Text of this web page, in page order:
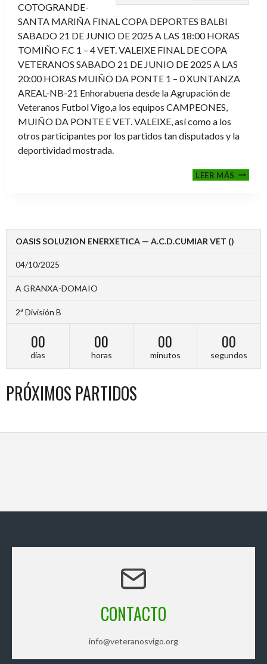
COTOGRANDE-
SANTA MARIÑA FINAL COPA DEPORTES BALBI
SABADO 21 DE JUNIO DE 2025 A LAS 18:00 HORAS
TOMIÑO F.C 1 – 4 VET. VALEIXE FINAL DE COPA
VETERANOS SABADO 21 DE JUNIO DE 2025 A LAS
20:00 HORAS MUIÑO DA PONTE 1 – 0 XUNTANZA
AREAL-NB-21 Enhorabuena desde la Agrupación de
Veteranos Futbol Vigo,a los equipos CAMPEONES,
MUIÑO DA PONTE E VET. VALEIXE, así como a los
otros participantes por los partidos tan disputados y la
deportividad mostrada.
LEER MÁS
2024-
OASIS SOLUZION ENERXETICA — A.C.D.CUMIAR VET ()
04/10/2025
A GRANXA-DOMAIO
2ª División B
00
días
00
horas
00
minutos
00
segundos
PRÓXIMOS PARTIDOS
CONTACTO
info@veteranosvigo.org